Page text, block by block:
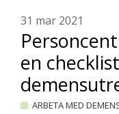
31 mar 2021
en
ARBETA MED